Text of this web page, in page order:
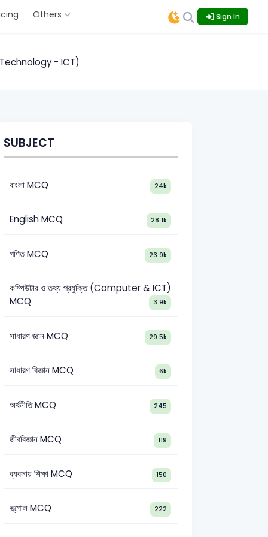
Others Sign In
Technology - ICT)
Biman – Ground Service Assistant-2023
SUBJECT
বাংলা MCQ 24k
English MCQ 28.1k
গণিত MCQ 23.9k
কম্পিউটার ও তথ্য প্রযুক্তি (Computer & ICT)
MCQ
3.9k
সাধারণ জ্ঞান MCQ 29.5k
সাধারণ বিজ্ঞান MCQ 6k
অর্থনীতি MCQ 245
জীববিজ্ঞান MCQ 119
ব্যবসায় শিক্ষা MCQ 150
ভূগোল MCQ 222